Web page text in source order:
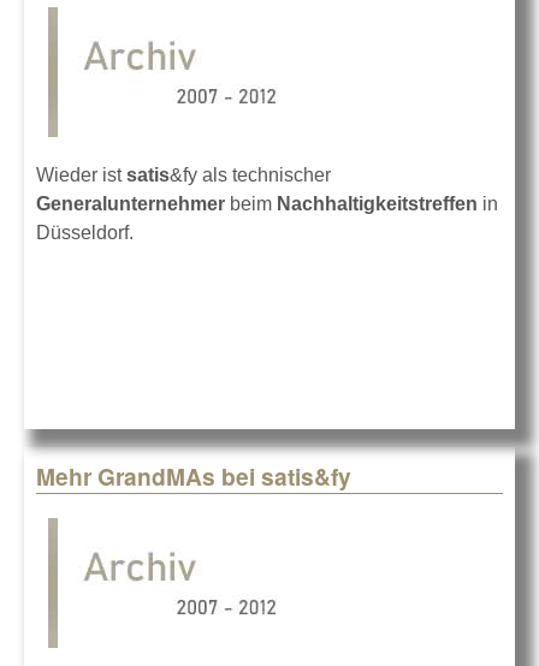
Wieder istsatis&fy als technischer
Generalunternehmer beim Nachhaltigkeitstreffen in
Düsseldorf.
Mehr GrandMAs bei satis&fy